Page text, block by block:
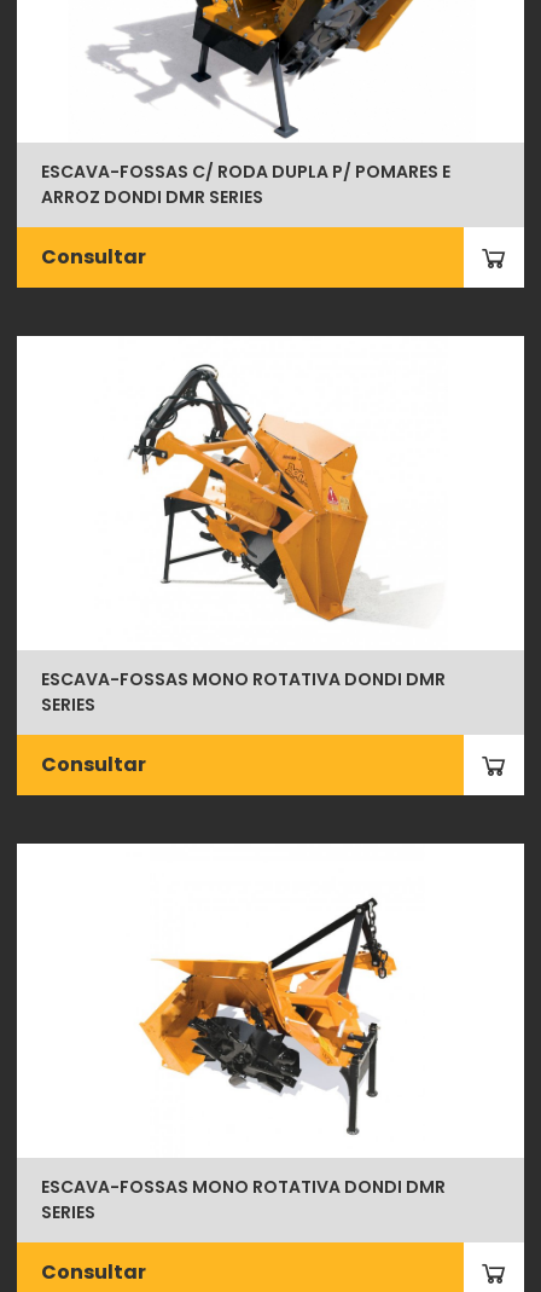
ESCAVA-FOSSAS C/ RODA DUPLA P/ POMARES E
ARROZ DONDI DMR SERIES
Consultar
ESCAVA-FOSSAS MONO ROTATIVA DONDI DMR
SERIES
Consultar
ESCAVA-FOSSAS MONO ROTATIVA DONDI DMR
SERIES
Consultar